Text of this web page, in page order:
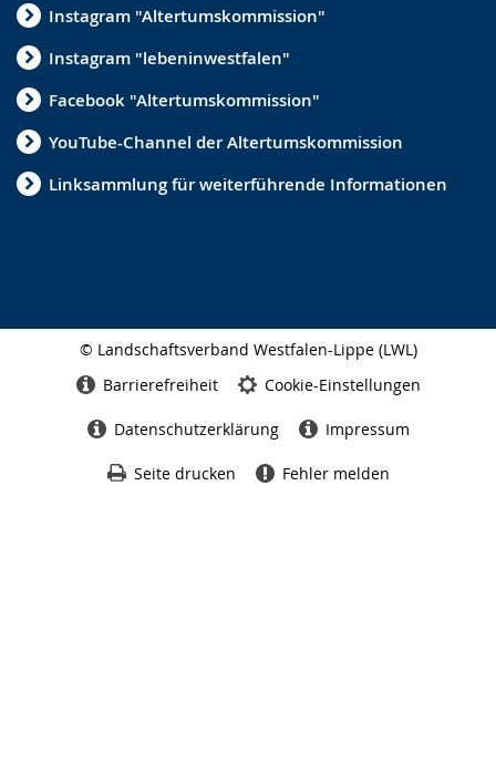
Instagram "Altertumskommission"
Instagram "lebeninwestfalen"
Facebook "Altertumskommission"
YouTube-Channel der Altertumskommission
Linksammlung für weiterführende Informationen
© Landschaftsverband Westfalen-Lippe (LWL)
Barrierefreiheit Cookie-Einstellungen
Datenschutzerklärung Impressum
Seite drucken Fehler melden